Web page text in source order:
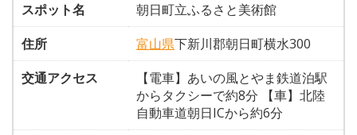
スポット名
朝日町立ふるさと美術館
住所
富山県下新川郡朝日町横水300
交通アクセス
【電車】あいの風とやま鉄道泊駅
からタクシーで約8分 【車】北陸
自動車道朝日ICから約6分